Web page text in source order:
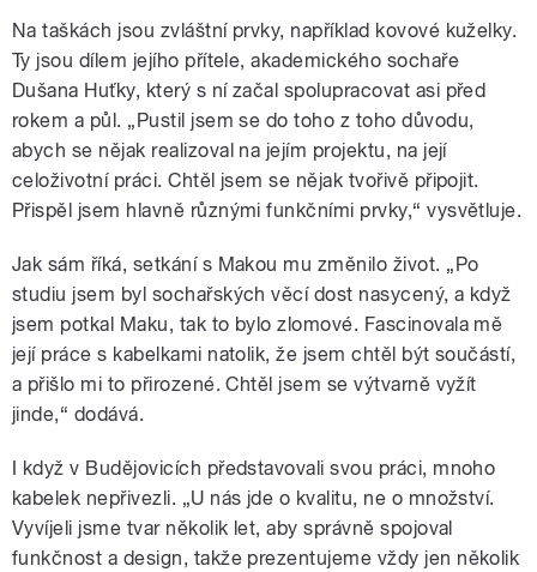
Na taškách jsou zvláštní prvky, například kovové kuželky.
Ty jsou dílem jejího přítele, akademického sochaře
Dušana Huťky, který s ní začal spolupracovat asi před
rokem a půl. „Pustil jsem se do toho z toho důvodu,
abych se nějak realizoval na jejím projektu, na její
celoživotní práci. Chtěl jsem se nějak tvořivě připojit.
Přispěl jsem hlavně různými funkčními prvky,“ vysvětluje.
Jak sám říká, setkání s Makou mu změnilo život. „Po
studiu jsem byl sochařských věcí dost nasycený, a když
jsem potkal Maku, tak to bylo zlomové. Fascinovala mě
její práce s kabelkami natolik, že jsem chtěl být součástí,
a přišlo mi to přirozené. Chtěl jsem se výtvarně vyžít
jinde,“ dodává.
I když v Budějovicích představovali svou práci, mnoho
kabelek nepřivezli. „U nás jde o kvalitu, ne o množství.
Vyvíjeli jsme tvar několik let, aby správně spojoval
funkčnost a design, takže prezentujeme vždy jen několik